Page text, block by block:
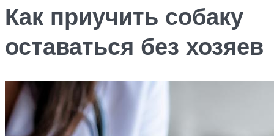
Как приучить собаку
оставаться без хозяев